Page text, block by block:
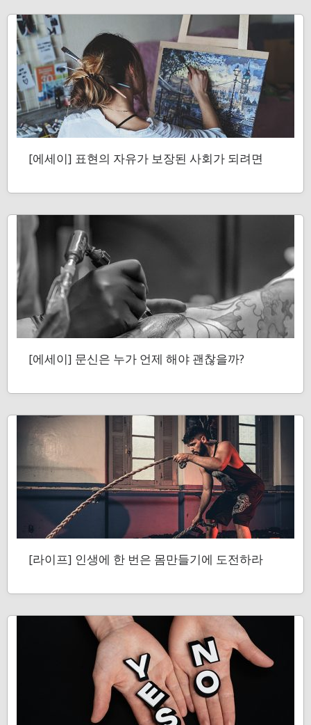
[에세이] 표현의 자유가 보장된 사회가 되려면
[에세이] 문신은 누가 언제 해야 괜찮을까?
[라이프] 인생에 한 번은 몸만들기에 도전하라